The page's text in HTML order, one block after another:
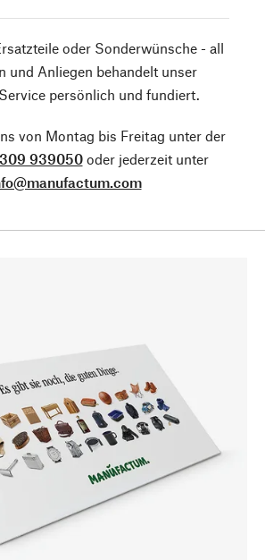
oder Sonderwünsche - all
und Anliegen behandelt unser
persönlich und fundiert.
von Montag bis Freitag unter der
939050oder jederzeit unter